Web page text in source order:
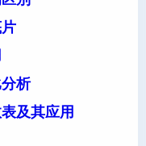
析
及其应用